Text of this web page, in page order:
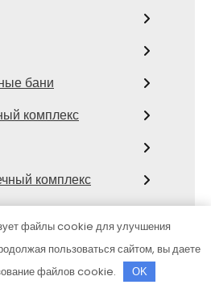
бани
комплекс
комплекс
Гостиничный
файлы cookie для улучшения
пользоваться сайтом, вы даете
файлов cookie.
OK